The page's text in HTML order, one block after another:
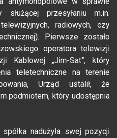
przesyłaniu m.in.
radiowych, czy
Pierwsze zostało
operatora telewizji
Kablowej „Jim-Sat”, który
teletechniczne na terenie
Urząd ustalił, że
podmiotem, który udostępnia
nadużyła swej pozycji